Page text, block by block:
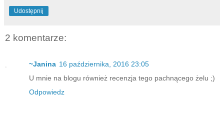
Udostępnij
2 komentarze:
~Janina 16 października, 2016 23:05
U mnie na blogu również recenzja tego pachnącego żelu ;)
Odpowiedz